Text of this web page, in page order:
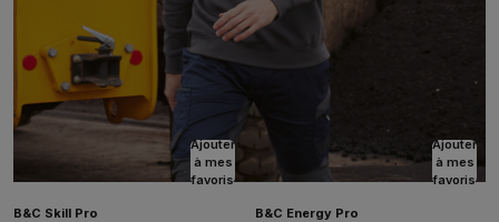
Ajouter
à mes
favoris
B&C Skill Pro
Ajouter
à mes
favoris
B&C Energy Pro